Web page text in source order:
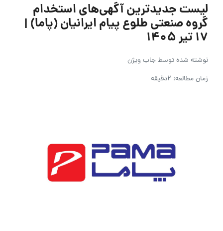
لیست جدیدترین آگهی‌های استخدام
گروه صنعتی طلوع پیام ایرانیان (پاما) |
۱۷ تیر ۱۴۰۵
نوشته شده توسطجاب ویژن
زمان مطالعه: 2دقیقه